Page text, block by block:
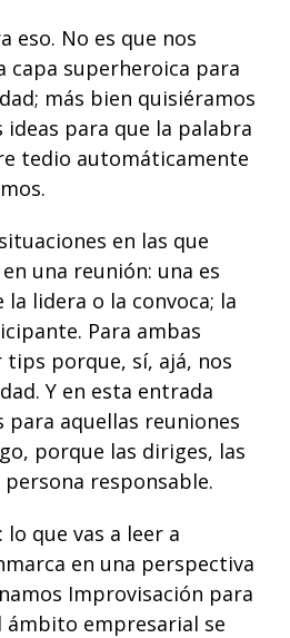
eso. No es que nos
capa superheroica para
más bien quisiéramos
para que la palabra
tedio automáticamente
en las que
una reunión: una es
lidera o la convoca; la
Para ambas
porque, sí, ajá, nos
Y en esta entrada
para aquellas reuniones
porque las diriges, las
persona responsable.
que vas a leer a
en una perspectiva
Improvisación para
ámbito empresarial se